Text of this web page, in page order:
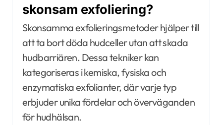
skonsam exfoliering?
Skonsamma exfolieringsmetoder hjälper till
att ta bort döda hudceller utan att skada
hudbarriären. Dessa tekniker kan
kategoriseras i kemiska, fysiska och
enzymatiska exfolianter, där varje typ
erbjuder unika fördelar och överväganden
för hudhälsan.